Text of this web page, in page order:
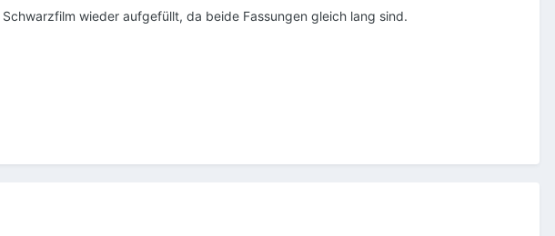
wieder aufgefüllt, da beide Fassungen gleich lang sind.